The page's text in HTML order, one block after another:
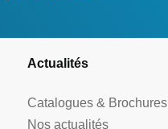
Actualités
Catalogues & Brochures
Nos actualités